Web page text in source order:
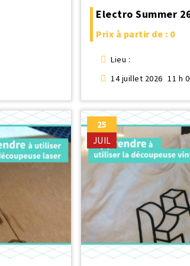
Electro Summer
Prix à partir de : 0
Lieu :
14 juillet 2026 11 h
25
JUIL